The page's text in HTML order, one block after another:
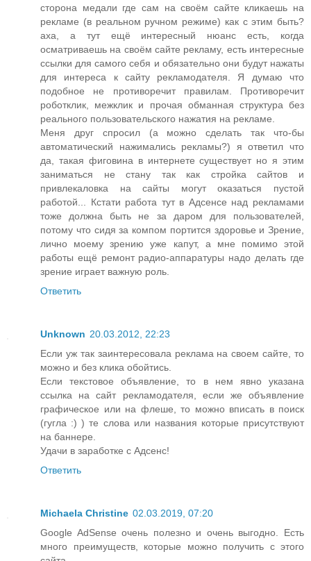
сторона медали где сам на своём сайте кликаешь на
рекламе (в реальном ручном режиме) как с этим быть?
аха, а тут ещё интересный нюанс есть, когда
осматриваешь на своём сайте рекламу, есть интересные
ссылки для самого себя и обязательно они будут нажаты
для интереса к сайту рекламодателя. Я думаю что
подобное не противоречит правилам. Противоречит
роботклик, межклик и прочая обманная структура без
реального пользовательского нажатия на рекламе.
Меня друг спросил (а можно сделать так что-бы
автоматический нажимались рекламы?) я ответил что
да, такая фиговина в интернете существует но я этим
заниматься не стану так как стройка сайтов и
привлекаловка на сайты могут оказаться пустой
работой... Кстати работа тут в Адсенсе над рекламами
тоже должна быть не за даром для пользователей,
потому что сидя за компом портится здоровье и Зрение,
лично моему зрению уже капут, а мне помимо этой
работы ещё ремонт радио-аппаратуры надо делать где
зрение играет важную роль.
Ответить
Unknown 20.03.2012, 22:23
Если уж так заинтересовала реклама на своем сайте, то
можно и без клика обойтись.
Если текстовое объявление, то в нем явно указана
ссылка на сайт рекламодателя, если же объявление
графическое или на флеше, то можно вписать в поиск
(гугла :) ) те слова или названия которые присутствуют
на баннере.
Удачи в заработке с Адсенс!
Ответить
Michaela Christine 02.03.2019, 07:20
Google AdSense очень полезно и очень выгодно. Есть
много преимуществ, которые можно получить с этого